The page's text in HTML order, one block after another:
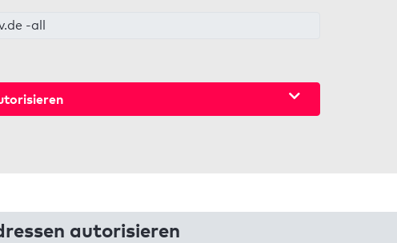
-all
autorisieren